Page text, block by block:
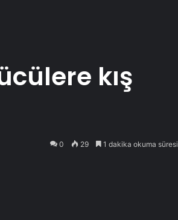
kış
0 29 1 dakika okuma süresi